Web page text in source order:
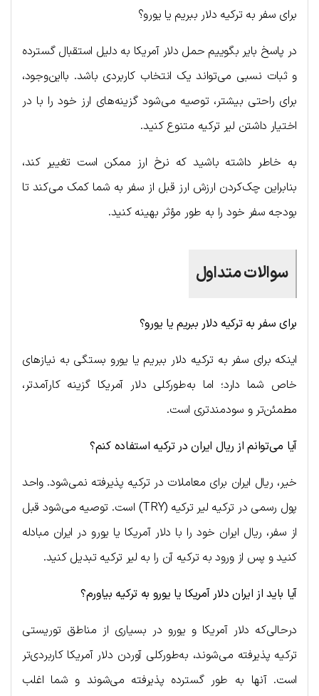
برای سفر به ترکیه دلار ببریم یا یورو؟
در پاسخ بایر بگوییم حمل دلار آمریکا به دلیل استقبال گسترده
و ثبات نسبی می‌تواند یک انتخاب کاربردی باشد. بااین‌وجود،
برای راحتی بیشتر، توصیه می‌شود گزینه‌های ارز خود را با در
اختیار داشتن لیر ترکیه متنوع کنید.
به خاطر داشته باشید که نرخ ارز ممکن است تغییر کند،
بنابراین چک‌کردن ارزش ارز قبل از سفر به شما کمک می‌کند تا
بودجه سفر خود را به طور مؤثر بهینه کنید.
سوالات متداول
برای سفر به ترکیه دلار ببریم یا یورو؟
اینکه برای سفر به ترکیه دلار ببریم یا یورو بستگی به نیازهای
خاص شما دارد؛ اما به‌طورکلی دلار آمریکا گزینه کارآمدتر،
مطمئن‌تر و سودمندتری است.
آیا می‌توانم از ریال ایران در ترکیه استفاده کنم؟
خیر، ریال ایران برای معاملات در ترکیه پذیرفته نمی‌شود. واحد
پول رسمی در ترکیه لیر ترکیه (TRY) است. توصیه می‌شود قبل
از سفر، ریال ایران خود را با دلار آمریکا یا یورو در ایران مبادله
کنید و پس از ورود به ترکیه آن را به لیر ترکیه تبدیل کنید.
آیا باید از ایران دلار آمریکا یا یورو به ترکیه بیاورم؟
درحالی‌که دلار آمریکا و یورو در بسیاری از مناطق توریستی
ترکیه پذیرفته می‌شوند، به‌طورکلی آوردن دلار آمریکا کاربردی‌تر
است. آنها به طور گسترده پذیرفته می‌شوند و شما اغلب